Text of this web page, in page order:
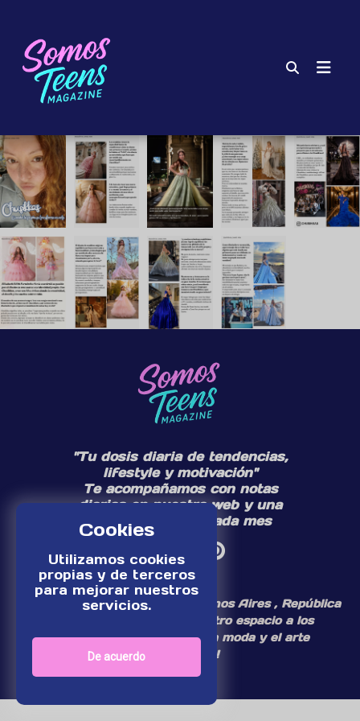
Cookies
Utilizamos cookies
propias y de terceros
para mejorar nuestros
servicios.
De acuerdo
"Tu dosis diaria de tendencias,
lifestyle y motivación"
Te acompañamos con notas
diarias en nuestra web y una
edición especial cada mes
¡Somos un medio digital de Buenos Aires , República
Argentina, dedicamos nuestro espacio a los
personajes del mundo de la moda y el arte
adolescente!